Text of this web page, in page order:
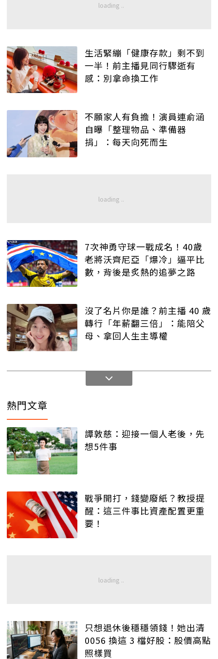
生活緊繃「健康存款」剩不到
一半！前主播見同行驟逝有
感：別拿命換工作
不願家人有負擔！演員連俞涵
自曝「整理物品、準備器
捐」：每天向死而生
7次神勇守球一戰成名！40歲
老將沃齊尼亞「爆冷」逼平比
數，背後是炙熱的追夢之路
沒了名片你是誰？前主播 40 歲
轉行「年薪翻三倍」：能陪父
母、拿回人生主導權
熱門文章
譚敦慈：迎接一個人老後，先
想5件事
戰爭開打，錢變廢紙？教授提
醒：這三件事比資產配置更重
要！
只想退休後穩穩領錢！她出清
0056 換這 3 檔好股：股價高點
照樣買